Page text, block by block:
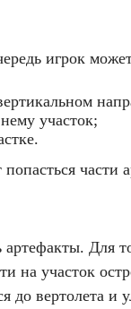
игрок
участок;
Для
на участок
вертолета и